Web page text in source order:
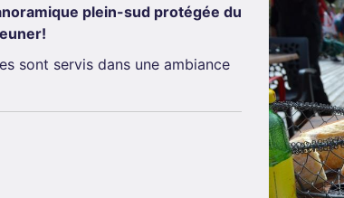
plein-sud protégée du
sont servis dans une ambiance